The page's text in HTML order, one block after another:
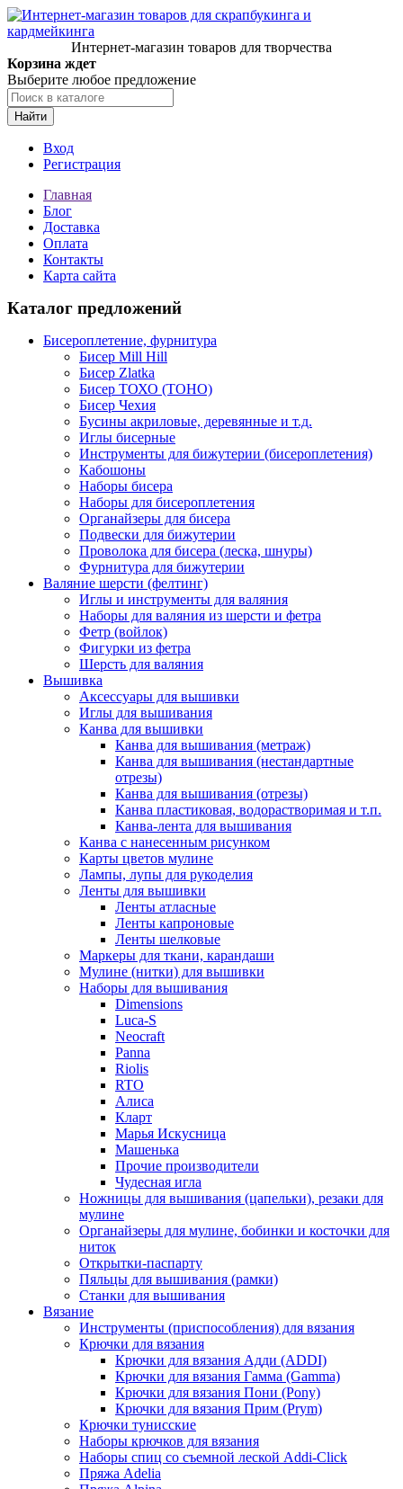
Интернет-магазин товаров для творчества
Корзина ждет
Выберите любое предложение
Найти
Вход
Регистрация
Главная
Блог
Доставка
Оплата
Контакты
Карта сайта
Каталог предложений
Бисероплетение, фурнитура
Бисер Mill Hill
Бисер Zlatka
Бисер ТОХО (TOHO)
Бисер Чехия
Бусины акриловые, деревянные и т.д.
Иглы бисерные
Инструменты для бижутерии (бисероплетения)
Кабошоны
Наборы бисера
Наборы для бисероплетения
Органайзеры для бисера
Подвески для бижутерии
Проволока для бисера (леска, шнуры)
Фурнитура для бижутерии
Валяние шерсти (фелтинг)
Иглы и инструменты для валяния
Наборы для валяния из шерсти и фетра
Фетр (войлок)
Фигурки из фетра
Шерсть для валяния
Вышивка
Аксессуары для вышивки
Иглы для вышивания
Канва для вышивки
Канва для вышивания (метраж)
Канва для вышивания (нестандартные
отрезы)
Канва для вышивания (отрезы)
Канва пластиковая, водорастворимая и т.п.
Канва-лента для вышивания
Канва с нанесенным рисунком
Карты цветов мулине
Лампы, лупы для рукоделия
Ленты для вышивки
Ленты атласные
Ленты капроновые
Ленты шелковые
Маркеры для ткани, карандаши
Мулине (нитки) для вышивки
Наборы для вышивания
Dimensions
Luca-S
Neocraft
Panna
Riolis
RTO
Алиса
Кларт
Марья Искусница
Машенька
Прочие производители
Чудесная игла
Ножницы для вышивания (цапельки), резаки для
мулине
Органайзеры для мулине, бобинки и косточки для
ниток
Открытки-паспарту
Пяльцы для вышивания (рамки)
Станки для вышивания
Вязание
Инструменты (приспособления) для вязания
Крючки для вязания
Крючки для вязания Адди (ADDI)
Крючки для вязания Гамма (Gamma)
Крючки для вязания Пони (Pony)
Крючки для вязания Прим (Prym)
Крючки тунисские
Наборы крючков для вязания
Наборы спиц со съемной леской Addi-Click
Пряжа Adelia